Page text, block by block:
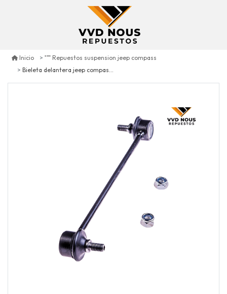
Inicio
Repuestos suspension jeep compass
Bieleta delantera jeep compass 2.4 2007/2017